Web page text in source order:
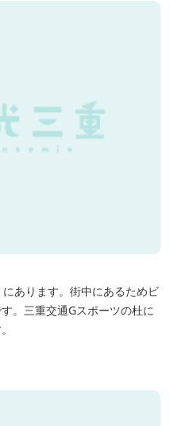
あります。街中にあるためビ
。三重交通Gスポーツの杜に